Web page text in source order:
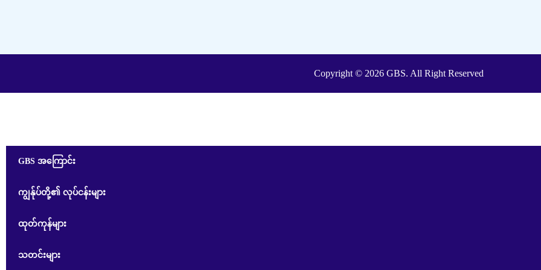
Copyright © 2026 GBS. All Right Reserved
GBS အကြောင်း
ကျွန်ုပ်တို့၏ လုပ်ငန်းများ
ထုတ်ကုန်များ
သတင်းများ